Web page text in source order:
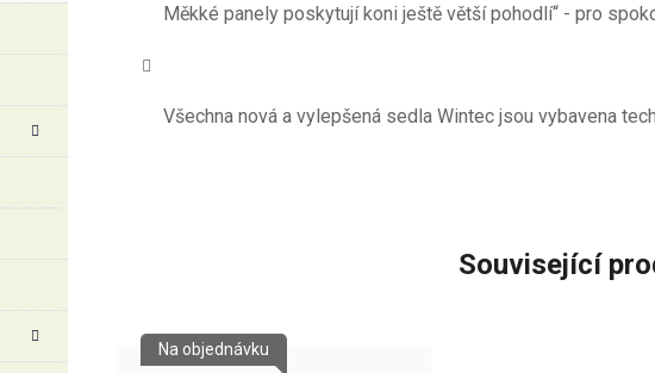
Měkké panely poskytují koni ještě větší pohodlí“ - pro
Všechna nová a vylepšená sedla Wintec jsou vybavena
Související
Na objednávku